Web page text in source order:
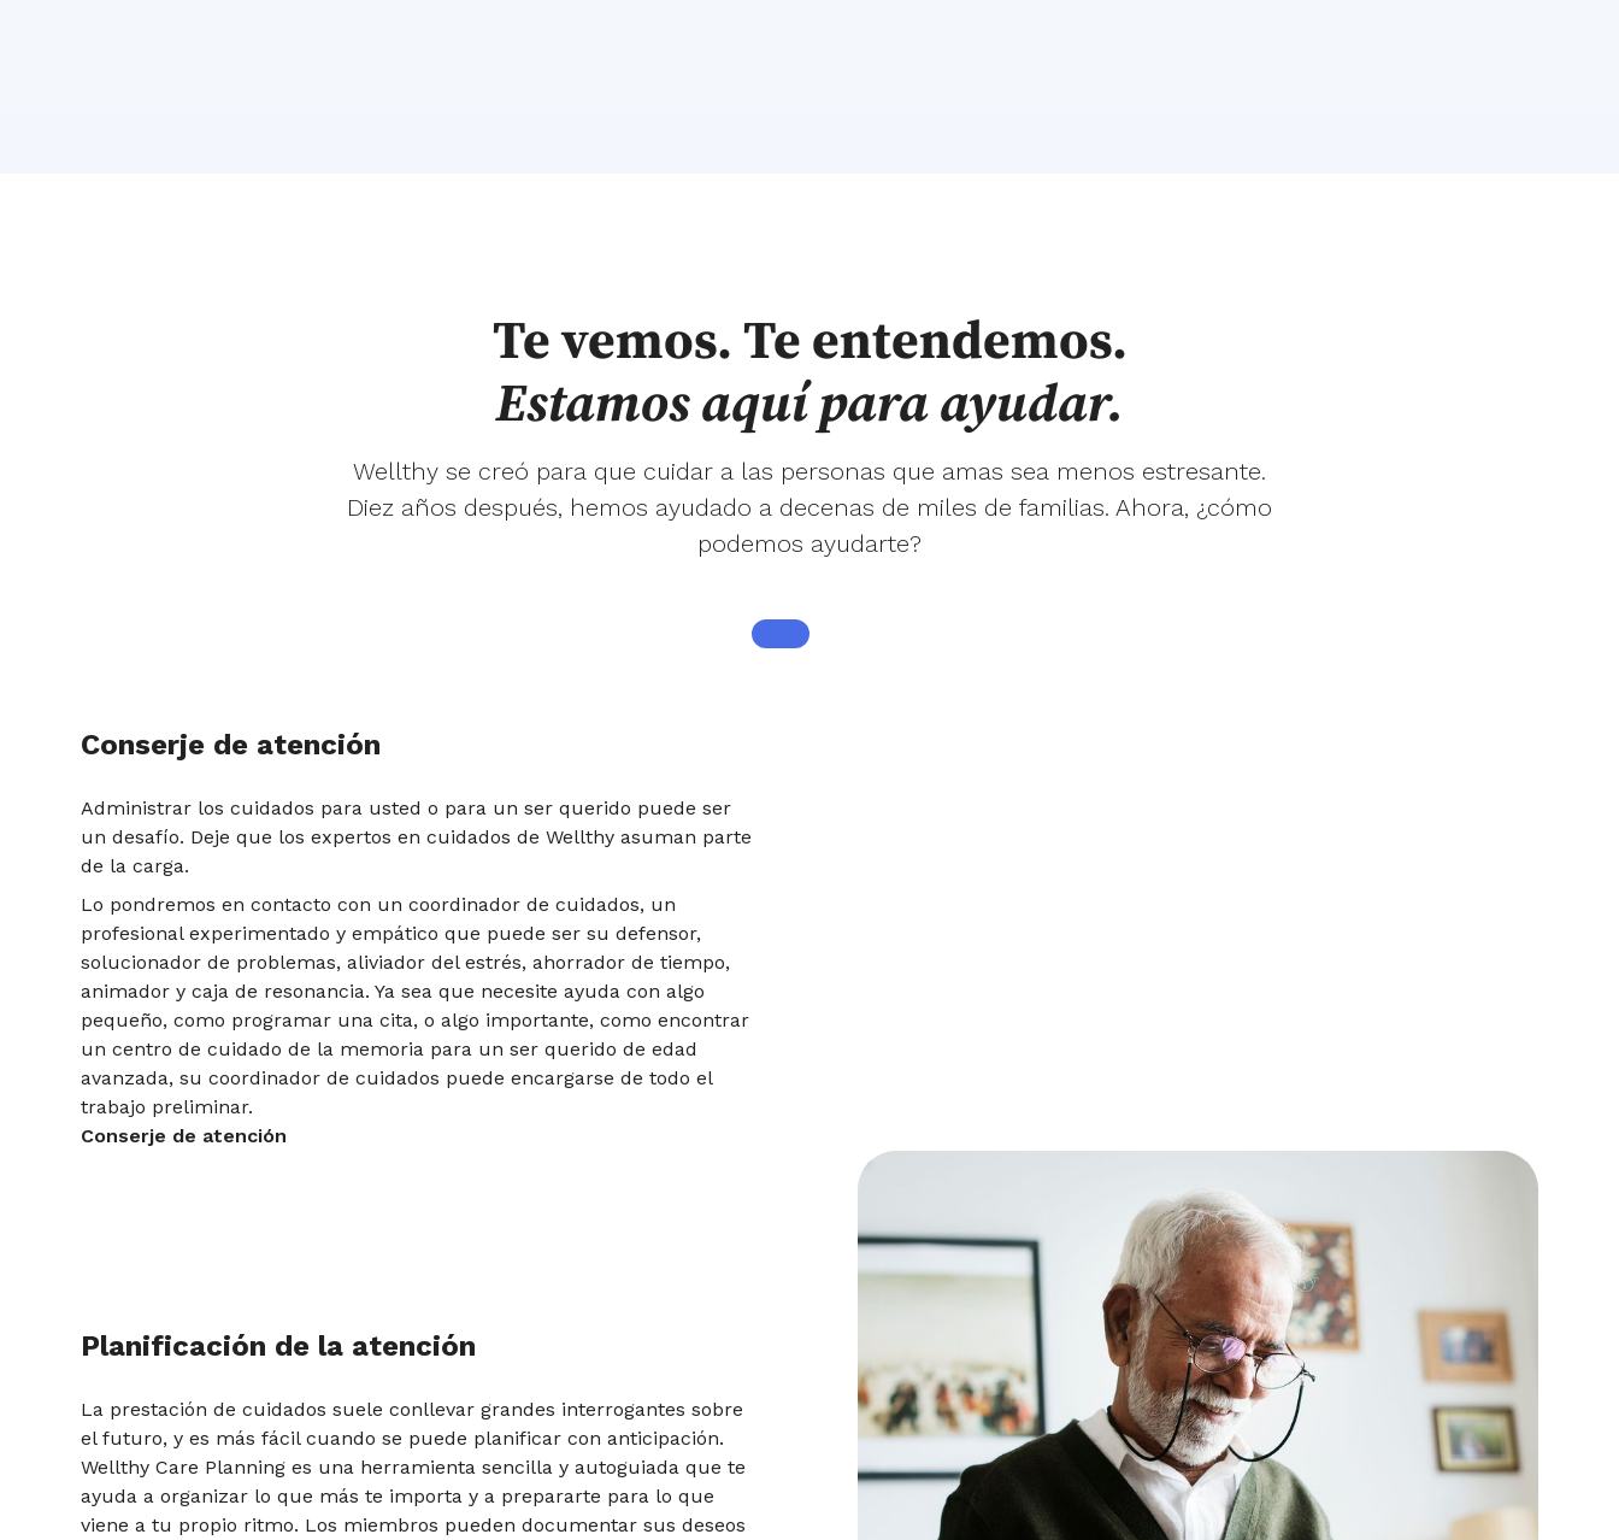
Te vemos. Te entendemos.
Estamos aquí para ayudar.
Wellthy se creó para que cuidar a las personas que amas sea menos estresante.
Diez años después, hemos ayudado a decenas de miles de familias. Ahora, ¿cómo
podemos ayudarte?
Conserje de atención
Administrar los cuidados para usted o para un ser querido puede ser
un desafío. Deje que los expertos en cuidados de Wellthy asuman parte
de la carga.
Lo pondremos en contacto con un coordinador de cuidados, un
profesional experimentado y empático que puede ser su defensor,
solucionador de problemas, aliviador del estrés, ahorrador de tiempo,
animador y caja de resonancia. Ya sea que necesite ayuda con algo
pequeño, como programar una cita, o algo importante, como encontrar
un centro de cuidado de la memoria para un ser querido de edad
avanzada, su coordinador de cuidados puede encargarse de todo el
trabajo preliminar.
Conserje de atención
Planificación de la atención
La prestación de cuidados suele conllevar grandes interrogantes sobre
el futuro, y es más fácil cuando se puede planificar con anticipación.
Wellthy Care Planning es una herramienta sencilla y autoguiada que te
ayuda a organizar lo que más te importa y a prepararte para lo que
viene a tu propio ritmo. Los miembros pueden documentar sus deseos